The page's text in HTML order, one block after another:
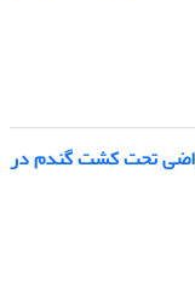
تحت کشت گندم در